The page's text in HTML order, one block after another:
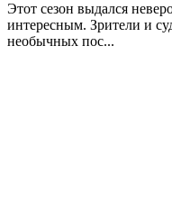
Этот сезон выдался
интересным. Зрители и
необычных пос...